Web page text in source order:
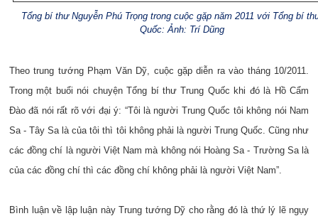
Tổng bí thư Nguyễn Phú Trọng trong cuộc gặp năm 2011 với Tổng bí
Quốc: Ảnh: Trí Dũng
Theo trung tướng Phạm Văn Dỹ, cuộc gặp diễn ra vào tháng 10/2011.
Trong một buổi nói chuyện Tổng bí thư Trung Quốc khi đó là Hồ Cẩm
Đào đã nói rất rõ với đại ý: “Tôi là người Trung Quốc tôi không nói Nam
Sa - Tây Sa là của tôi thì tôi không phải là người Trung Quốc. Cũng như
các đồng chí là người Việt Nam mà không nói Hoàng Sa - Trường Sa là
của các đồng chí thì các đồng chí không phải là người Việt Nam”.
Bình luận về lập luận này Trung tướng Dỹ cho rằng đó là thứ lý lẽ ngụy